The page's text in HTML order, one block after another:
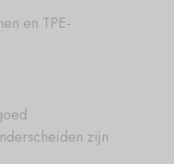
en TPE-
zijn